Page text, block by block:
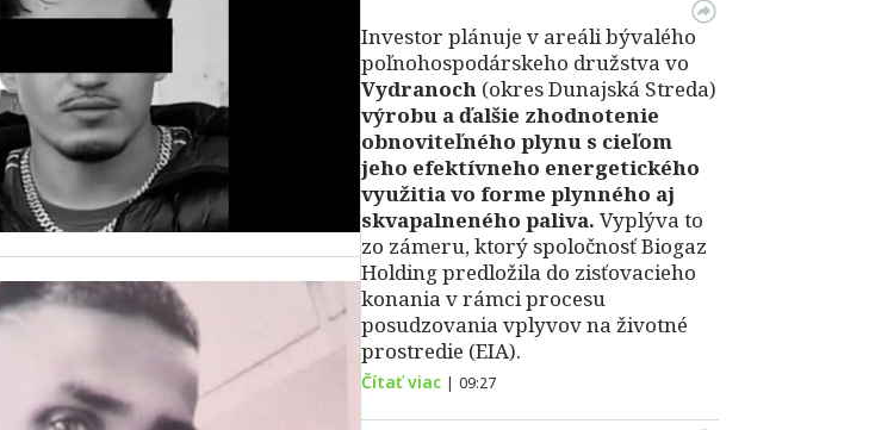
Investor plánuje v areáli bývalého
poľnohospodárskeho družstva vo
Vydranoch (okres Dunajská Streda)
výrobu a ďalšie zhodnotenie
obnoviteľného plynu s cieľom
jeho efektívneho energetického
využitia vo forme plynného aj
skvapalneného paliva. Vyplýva to
zo zámeru, ktorý spoločnosť Biogaz
Holding predložila do zisťovacieho
konania v rámci procesu
posudzovania vplyvov na životné
prostredie (EIA).
Čítať viac | 09:27